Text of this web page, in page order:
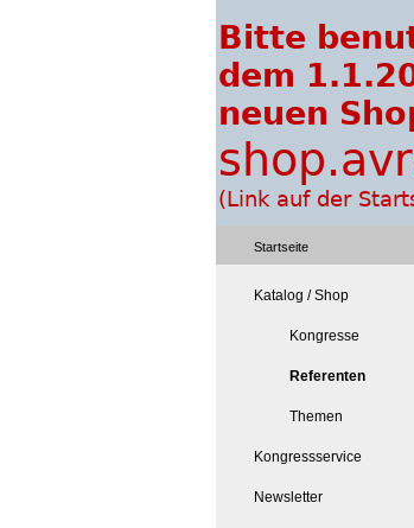
Startseite
Katalog / Shop
Kongresse
Referenten
Themen
Kongressservice
Newsletter